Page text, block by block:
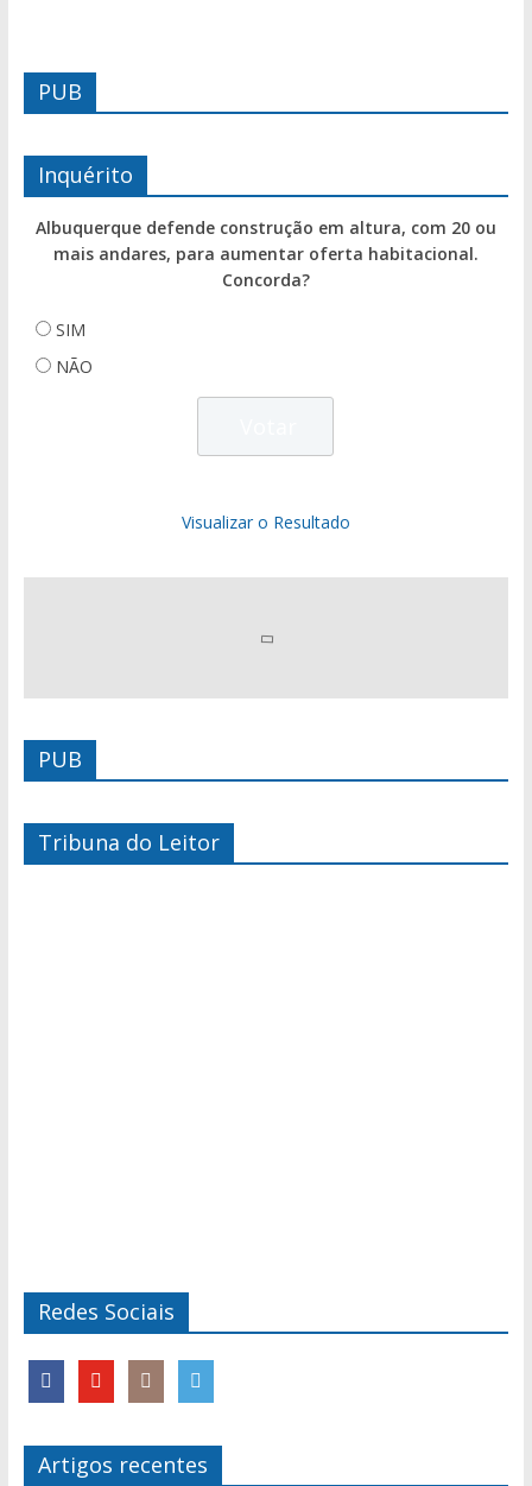
PUB
Inquérito
Albuquerque defende construção em altura, com 20 ou
mais andares, para aumentar oferta habitacional.
Concorda?
SIM
NÃO
Visualizar o Resultado
PUB
Tribuna do Leitor
Redes Sociais
Artigos recentes